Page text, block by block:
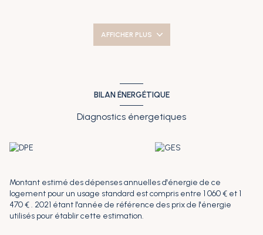
aérien. Possibilité d'acquérir un garage en supplément. La
risques auxquels ce bien est exposé sont disponibles sur le site
Géorisques : www.georisques.gouv.fr.
AFFICHER PLUS
BILAN ÉNERGÉTIQUE
Diagnostics énergetiques
Montant estimé des dépenses annuelles d'énergie de ce
logement pour un usage standard est compris entre 1 060 € et 1
470 € . 2021 étant l'année de référence des prix de l'énergie
utilisés pour établir cette estimation.